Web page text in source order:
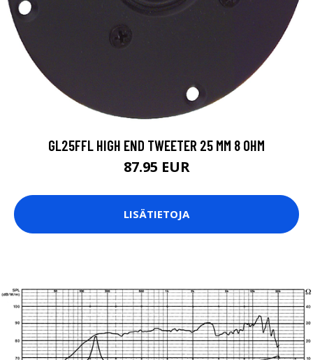
GL25FFL HIGH END TWEETER 25 MM 8 OHM
87.95 EUR
LISÄTIETOJA